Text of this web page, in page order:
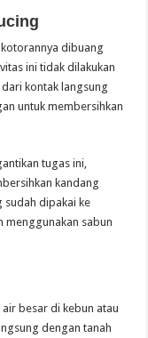
dibuang
ini tidak dilakukan
kontak langsung
untuk membersihkan
tugas ini,
kandang
sudah dipakai ke
menggunakan sabun
besar di kebun atau
dengan tanah